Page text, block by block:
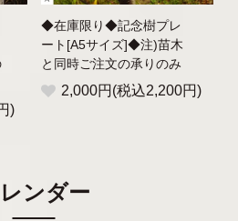
)
◆在庫限り◆記念樹プレ
ート[A5サイズ]◆注)苗木
と同時ご注文の承りのみ
2,000円(税込2,200円)
ンダー